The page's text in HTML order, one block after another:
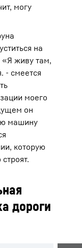
могу
на
«Я живу там,
- смеется
моего
он
машину
которую
дороги